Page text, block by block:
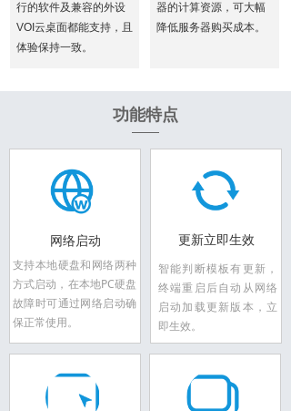
支持本地硬盘和网络两种
方式启动，在本地PC硬盘
故障时可通过网络启动确
保正常使用。
网络启动
智能判断模板有更新，
终端重启后自动从网络
启动加载更新版本，立
即生效。
更新立即生效
功能特点
行的软件及兼容的外设
VOI云桌面都能支持，且
体验保持一致。
器的计算资源，可大幅
降低服务器购买成本。